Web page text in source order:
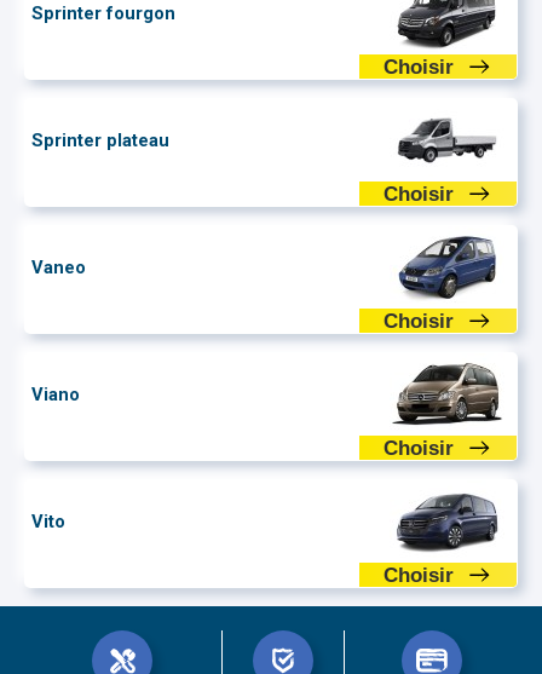
Sprinter fourgon
Choisir
Sprinter plateau
Choisir
Vaneo
Choisir
Viano
Choisir
Vito
Choisir